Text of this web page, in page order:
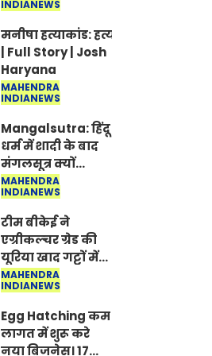
Jantar-Mantar |
CJP protest
INDIANEWS
मनीषा हत्याकांड: हत्या, आत्महत्या या
| Full Story | Josh
Haryana
MAHENDRA
INDIANEWS
Mangalsutra: हिंदू
धर्म में शादी के बाद
मंगलसूत्र क्यों
पहनती है महिलाएं,
किसने शुरु की ये
परंपरा
MAHENDRA
INDIANEWS
टीम बीकेई ने
एग्रीकल्चर ग्रेड की
यूरिया खाद गट्टों में
बदलकर टेक्निकल
ग्रेड में बेचने वालों पर
करवाई कार्रवाई:
लखविंदर सिंह
औलख
MAHENDRA
INDIANEWS
Egg Hatching कम
लागत में शुरू करे
नया बिजनेस। 17